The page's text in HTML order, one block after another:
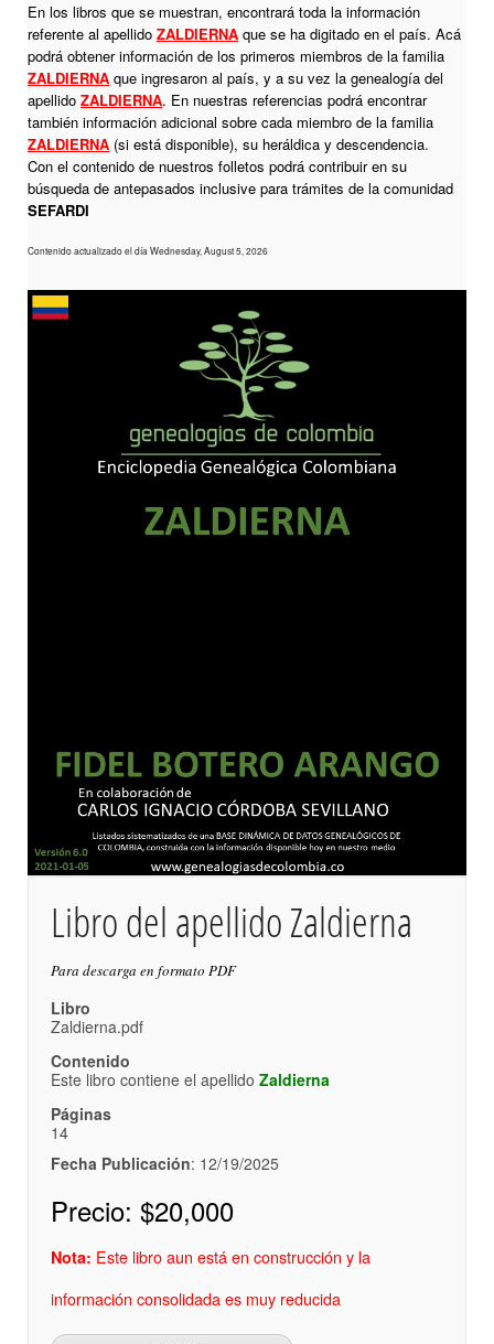
En los libros que se muestran, encontrará toda la información
referente al apellido ZALDIERNA que se ha digitado en el país. Acá
podrá obtener información de los primeros miembros de la familia
ZALDIERNA que ingresaron al país, y a su vez la genealogía del
apellido ZALDIERNA. En nuestras referencias podrá encontrar
también información adicional sobre cada miembro de la familia
ZALDIERNA (si está disponible), su heráldica y descendencia.
Con el contenido de nuestros folletos podrá contribuir en su
búsqueda de antepasados inclusive para trámites de la comunidad
SEFARDI
Contenido actualizado el día Wednesday, August 5, 2026
Libro del apellido Zaldierna
Para descarga en formato PDF
Libro
Zaldierna.pdf
Contenido
Este libro contiene el apellido Zaldierna
Páginas
14
Fecha Publicación: 12/19/2025
Precio: $20,000
Nota: Este libro aun está en construcción y la
información consolidada es muy reducida